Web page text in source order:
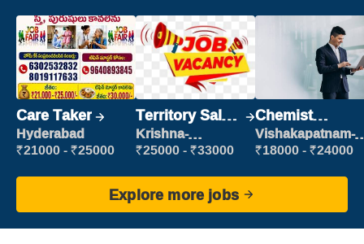
Care Taker
Hyderabad
₹21000 - ₹25000
Territory Sales
Manager
Krishna-
vijayawada
₹25000 - ₹33000
Chemist
Production
Executive
Vishakapatnam-
new
₹18000 - ₹24000
Explore more jobs